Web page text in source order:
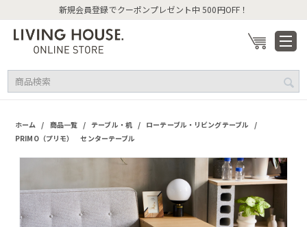
新規会員登録でクーポンプレゼント中 500円OFF！
ホーム / 商品一覧 / テーブル・机 / ローテーブル・リビングテーブル /
PRIMO（プリモ） センターテーブル